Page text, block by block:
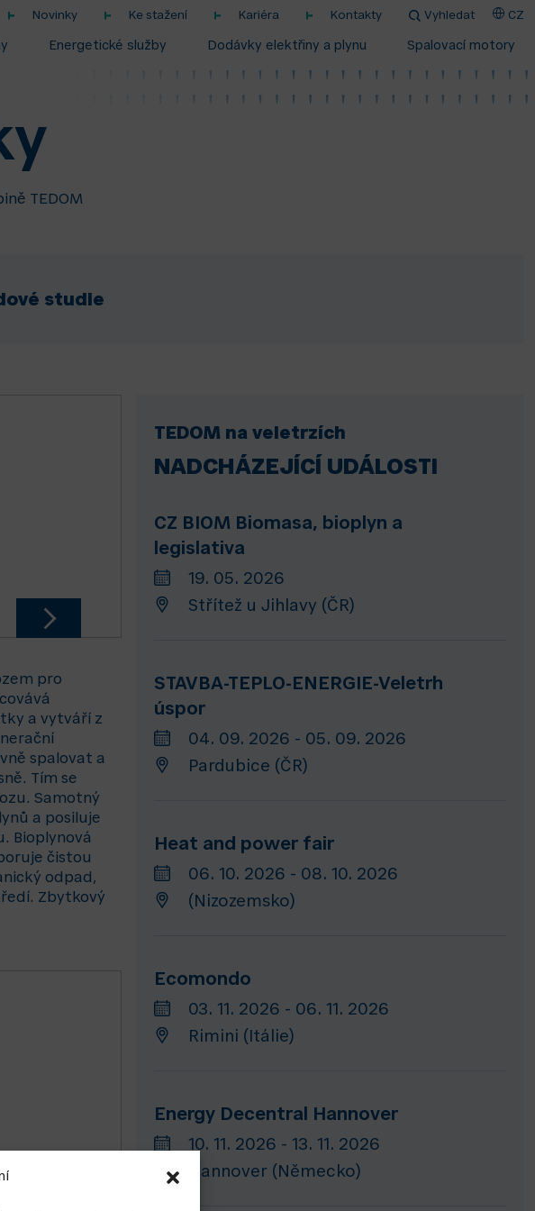
Novinky Ke stažení Kariéra Kontakty Vyhledat CZ
Energetické služby Dodávky elektřiny a plynu Spalovací motory
TEDOM
studie
pro
a vytváří z
spalovat a
Tím se
Samotný
a posiluje
Bioplynová
čistou
odpad,
Zbytkový
TEDOM na veletrzích
NADCHÁZEJÍCÍ UDÁLOSTI
CZ BIOM Biomasa, bioplyn a
legislativa
19. 05. 2026
Střítež u Jihlavy (ČR)
STAVBA-TEPLO-ENERGIE-Veletrh
úspor
04. 09. 2026 - 05. 09. 2026
Pardubice (ČR)
Heat and power fair
06. 10. 2026 - 08. 10. 2026
(Nizozemsko)
Ecomondo
03. 11. 2026 - 06. 11. 2026
Rimini (Itálie)
Energy Decentral Hannover
10. 11. 2026 - 13. 11. 2026
Hannover (Německo)